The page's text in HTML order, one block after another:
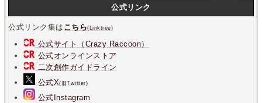
公式リンク
公式リンク集は こちら(Linktree)
公式サイト（Crazy Raccoon）
公式オンラインストア
二次創作ガイドライン
公式X(旧Twitter)
公式Instagram